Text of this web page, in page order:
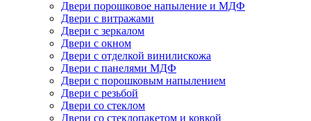
Двери порошковое напыление и МДФ
Двери с витражами
Двери с зеркалом
Двери с окном
Двери с отделкой винилискожа
Двери с панелями МДФ
Двери с порошковым напылением
Двери с резьбой
Двери со стеклом
Двери со стеклопакетом и ковкой